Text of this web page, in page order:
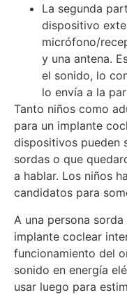
La segunda
dispositivo
micrófono/
y una antena.
el sonido, lo
lo envía a la
Tanto niños como
para un implante
dispositivos pueden
sordas o que
a hablar. Los niños
candidatos para
A una persona
implante coclear
funcionamiento del
sonido en energía
usar luego para